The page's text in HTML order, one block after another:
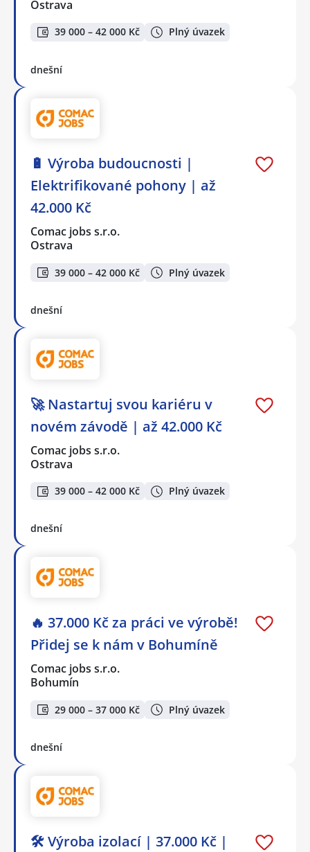
Ostrava
39 000 – 42 000 Kč Plný úvazek
dnešní
🔋 Výroba budoucnosti |
Elektrifikované pohony | až
42.000 Kč
Comac jobs s.r.o.
Ostrava
39 000 – 42 000 Kč Plný úvazek
dnešní
🚀 Nastartuj svou kariéru v
novém závodě | až 42.000 Kč
Comac jobs s.r.o.
Ostrava
39 000 – 42 000 Kč Plný úvazek
dnešní
🔥 37.000 Kč za práci ve výrobě!
Přidej se k nám v Bohumíně
Comac jobs s.r.o.
Bohumín
29 000 – 37 000 Kč Plný úvazek
dnešní
🛠️ Výroba izolací | 37.000 Kč |